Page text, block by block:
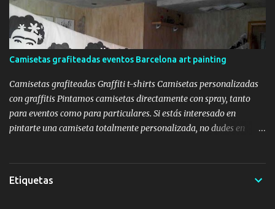
graffitis sus persianas para que tu tienda no pase desapercibida
por la gente que pase por ahí, no dudes en ponerte en contacto con
nosotros, crearemos un diseño personalizado y adaptado a tus
necesidades.
Camisetas grafiteadas eventos Barcelona art painting
Camisetas grafiteadas Graffiti t-shirts Camisetas personalizadas
con graffitis Pintamos camisetas directamente con spray, tanto
para eventos como para particulares. Si estás interesado en
pintarte una camiseta totalmente personalizada, no dudes en
cientos de camisetas en directo para los trabajadores de la
Etiquetas